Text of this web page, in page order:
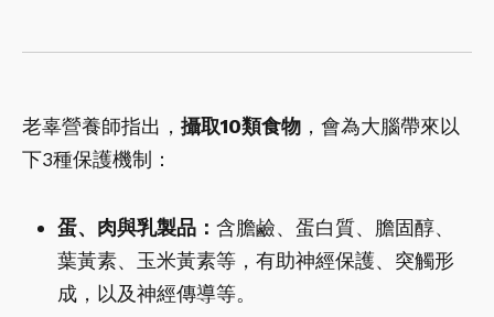
老辜營養師指出， 攝取10類食物 ，會為大腦帶來以
下3種保護機制：
蛋、肉與乳製品： 含膽鹼、蛋白質、膽固醇、
葉黃素、玉米黃素等，有助神經保護、突觸形
成，以及神經傳導等。